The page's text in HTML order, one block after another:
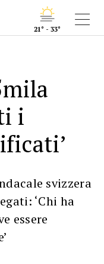
21° - 33°
i
svizzera
‘Chi ha
essere